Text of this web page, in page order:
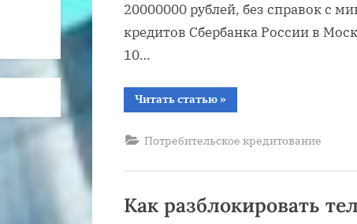
20000000 рублей, без справок с
кредитов Сбербанка России в
10…
Читать статью“Кредиты
в
»
Потребительское кредитование
Как разблокировать